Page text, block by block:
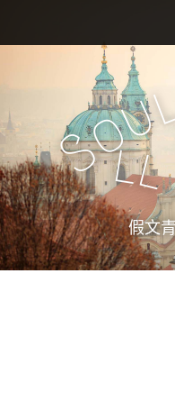
e
n
u
i
c
n
t
e
n
t
Sou
ll
假文